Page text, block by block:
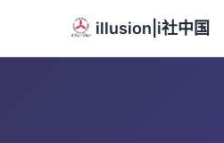
illusion|i社中国